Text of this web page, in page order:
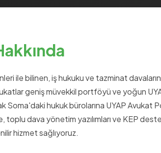
ile bilinen, iş hukuku ve tazminat
geniş müvekkil portföyü ve yoğun
Soma'daki hukuk bürolarına UYAP Avukat
dava yönetim yazılımları ve KEP
hizmet sağlıyoruz.